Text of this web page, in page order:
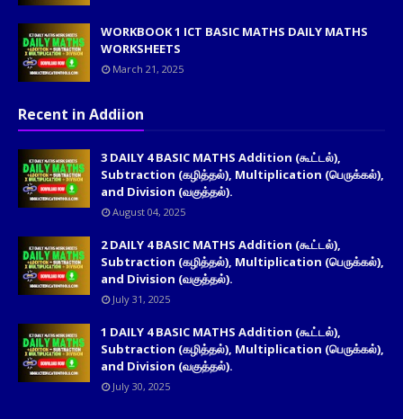
WORKBOOK 1 ICT BASIC MATHS DAILY MATHS
WORKSHEETS
March 21, 2025
Recent in Addiion
3 DAILY 4 BASIC MATHS Addition (கூட்டல்),
Subtraction (கழித்தல்), Multiplication (பெருக்கல்),
and Division (வகுத்தல்).
August 04, 2025
2 DAILY 4 BASIC MATHS Addition (கூட்டல்),
Subtraction (கழித்தல்), Multiplication (பெருக்கல்),
and Division (வகுத்தல்).
July 31, 2025
1 DAILY 4 BASIC MATHS Addition (கூட்டல்),
Subtraction (கழித்தல்), Multiplication (பெருக்கல்),
and Division (வகுத்தல்).
July 30, 2025